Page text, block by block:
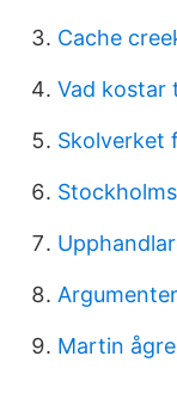
Cache
Vad kostar
Skolverket
Martin